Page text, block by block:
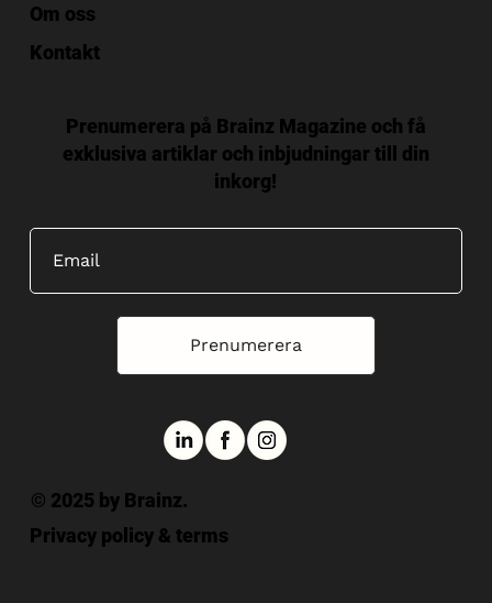
Om oss
Kontakt
Prenumerera på Brainz Magazine och få
exklusiva artiklar och inbjudningar till din
inkorg!
Prenumerera
© 2025 by Brainz.
Privacy policy & terms